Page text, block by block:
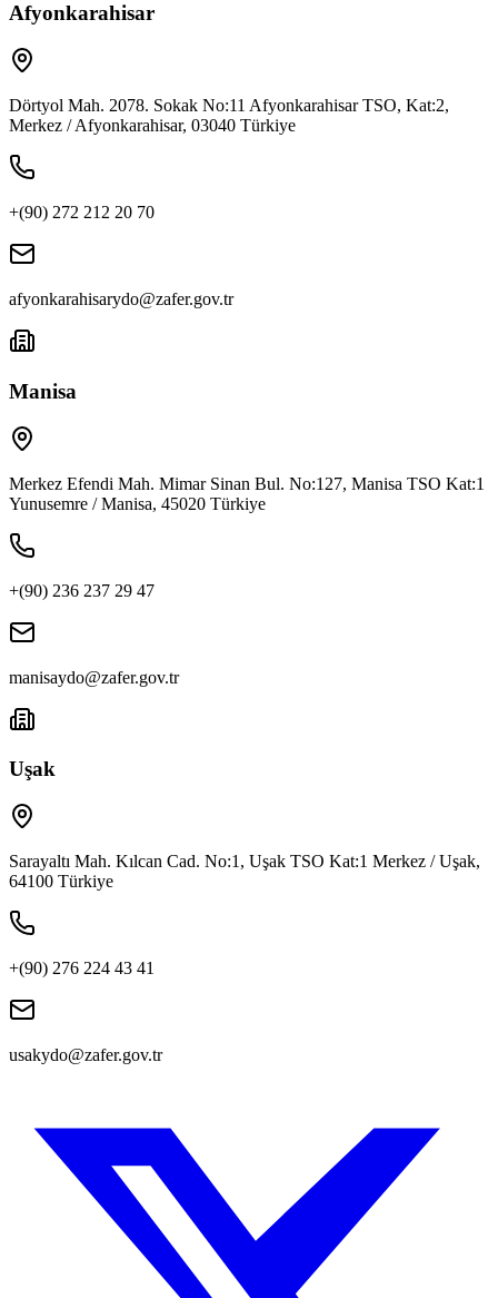
Afyonkarahisar
Dörtyol Mah. 2078. Sokak No:11 Afyonkarahisar TSO, Kat:2,
Merkez / Afyonkarahisar, 03040 Türkiye
+(90) 272 212 20 70
afyonkarahisarydo@zafer.gov.tr
Manisa
Merkez Efendi Mah. Mimar Sinan Bul. No:127, Manisa TSO Kat:1
Yunusemre / Manisa, 45020 Türkiye
+(90) 236 237 29 47
manisaydo@zafer.gov.tr
Uşak
Sarayaltı Mah. Kılcan Cad. No:1, Uşak TSO Kat:1 Merkez / Uşak,
64100 Türkiye
+(90) 276 224 43 41
usakydo@zafer.gov.tr